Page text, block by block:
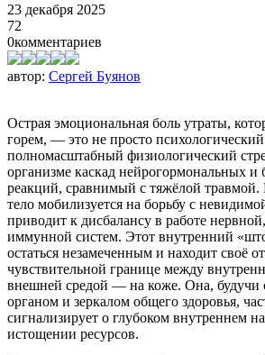
23 декабря 2025
72
0комментариев
автор: Сергей Буянов
Острая эмоциональная боль утраты,
горем, — это не просто
полномасштабный физиологический
организме каскад нейрогормональных и
реакций, сравнимый с тяжёлой травмой.
тело мобилизуется на борьбу с
приводит к дисбалансу в работе
иммунной систем. Этот внутренний
остаться незамеченным и находит своё
чувствительной границе между
внешней средой — на коже. Она,
органом и зеркалом общего здоровья,
сигнализирует о глубоком внутреннем
истощении ресурсов.